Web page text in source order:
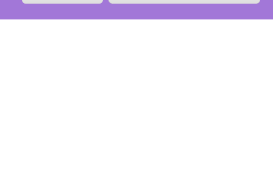
06 ven 07 sam 08 dim 09